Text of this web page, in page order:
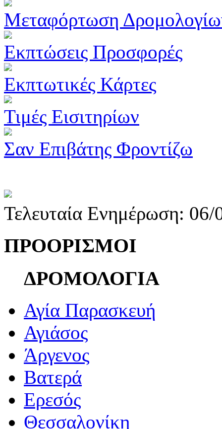
Μεταφόρτωση
Εκπτώσεις Προσφορές
Εκπτωτικές Κάρτες
Τιμές Εισιτηρίων
Σαν Επιβάτης Φροντίζω
Τελευταία Ενημέρωση:
ΠΡΟΟΡΙΣΜΟΙ
ΔΡΟΜΟΛΟΓΙΑ
Αγία Παρασκευή
Αγιάσος
Άργενος
Βατερά
Ερεσός
Θεσσαλονίκη